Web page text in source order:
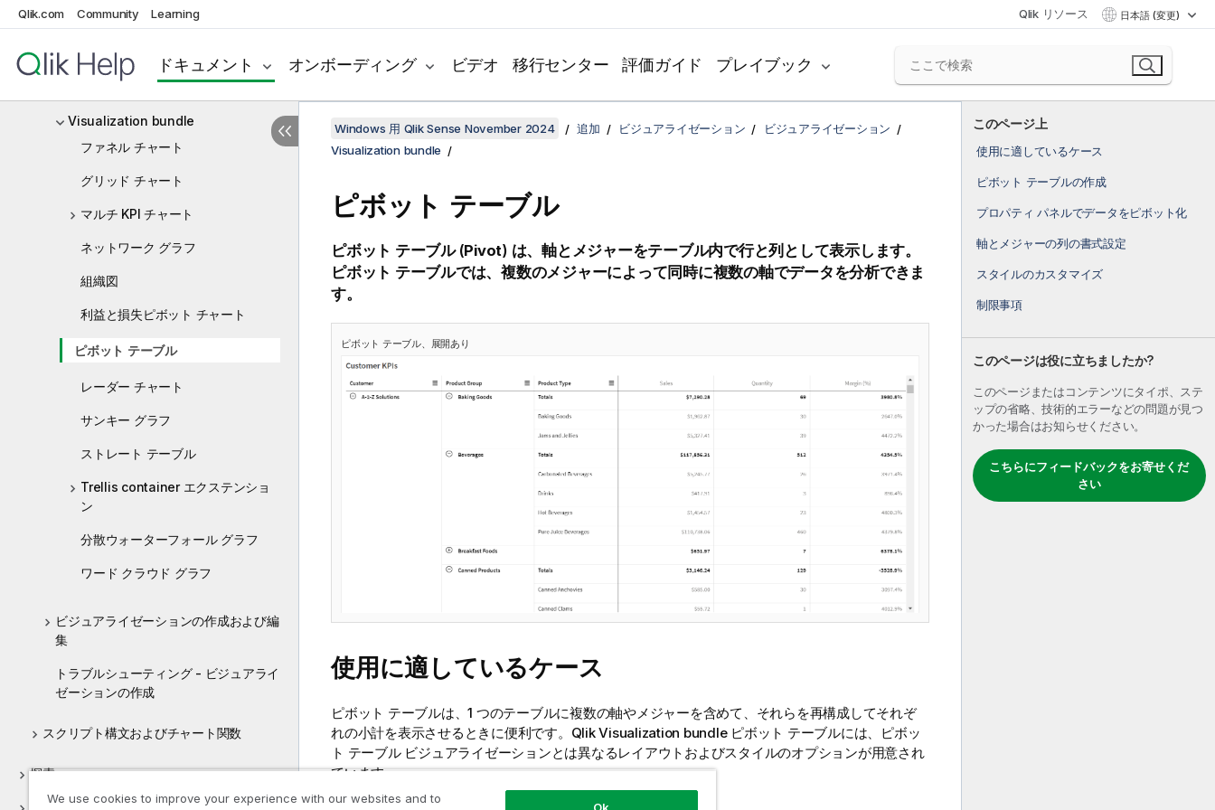
Qlik.com Community Learning Qlik リソース 日本語 (変更)
ドキュメント オンボーディング ビデオ 移行センター 評価ガイド プレイブック
カスタム ツール ヒントの作成
ビジュアライゼーションの Null 値
Dashboard bundle
Visualization bundle
ファネル チャート
グリッド チャート
マルチ KPI チャート
ネットワーク グラフ
組織図
利益と損失ピボット チャート
ピボット テーブル
レーダー チャート
サンキー グラフ
ストレート テーブル
Trellis container エクステンショ
ン
分散ウォーターフォール グラフ
ワード クラウド グラフ
ビジュアライゼーションの作成および編
集
トラブルシューティング - ビジュアライ
ゼーションの作成
スクリプト構文およびチャート関数
探索
コラボレーション
このページ上
使用に適しているケース
ピボット テーブルの作成
プロパティ パネルでデータをピボット化
軸とメジャーの列の書式設定
スタイルのカスタマイズ
制限事項
このページは役に立ちましたか?
このページまたはコンテンツにタイポ、ステ
ップの省略、技術的エラーなどの問題が見つ
かった場合はお知らせください。
こちらにフィードバックをお寄せくだ
さい
Windows 用 Qlik Sense November 2024 追加 ビジュアライゼーション
ビジュアライゼーション
Visualization bundle
ピボット テーブル
ピボット テーブル (Pivot) は、軸とメジャーをテーブル内で行と列として表示します。
ピボット テーブルでは、複数のメジャーによって同時に複数の軸でデータを分析できま
す。
ピボット テーブル、展開あり
使用に適しているケース
ピボット テーブルは、1 つのテーブルに複数の軸やメジャーを含めて、それらを再構成してそれぞ
れの小計を表示させるときに便利です。 QlikVisualization bundleピボット テーブルには、ピボッ
ト テーブル ビジュアライゼーションとは異なるレイアウトおよびスタイルのオプションが用意され
ています。
すべての軸のヘッダー
We use cookies to improve your experience with our websites and to